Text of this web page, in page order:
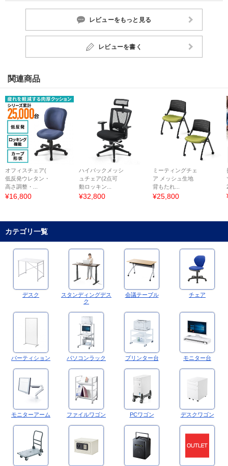
レビューをもっと見る
レビューを書く
関連商品
オフィスチェア(
低反発ウレタン・
高さ調整・...
¥16,800
ハイバックメッシ
ュチェア(2点可
動ロッキン...
¥32,800
ミーティングチェ
ア メッシュ生地
背もたれ...
¥25,800
カテゴリ一覧
デスク
スタンディングデス
ク
会議テーブル チェア
パーティション パソコンラック プリンター台 モニター台
モニターアーム ファイルワゴン PCワゴン デスクワゴン